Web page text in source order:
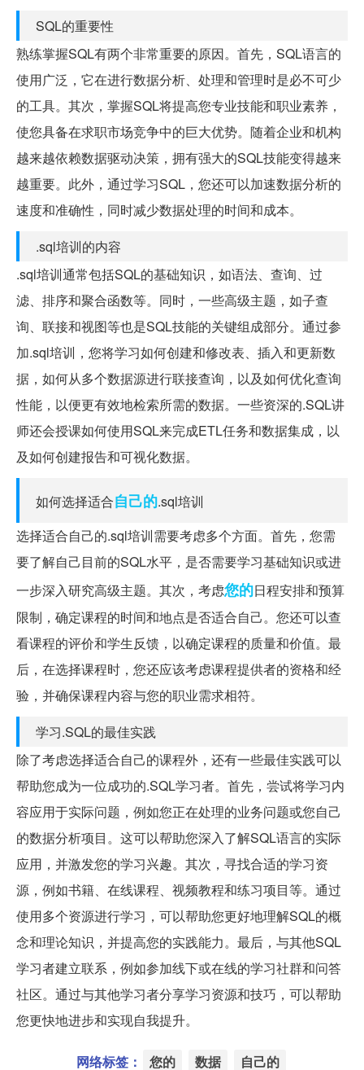
SQL的重要性
熟练掌握SQL有两个非常重要的原因。首先，SQL语言的
使用广泛，它在进行数据分析、处理和管理时是必不可少
的工具。其次，掌握SQL将提高您专业技能和职业素养，
使您具备在求职市场竞争中的巨大优势。随着企业和机构
越来越依赖数据驱动决策，拥有强大的SQL技能变得越来
越重要。此外，通过学习SQL，您还可以加速数据分析的
速度和准确性，同时减少数据处理的时间和成本。
.sql培训的内容
.sql培训通常包括SQL的基础知识，如语法、查询、过
滤、排序和聚合函数等。同时，一些高级主题，如子查
询、联接和视图等也是SQL技能的关键组成部分。通过参
加.sql培训，您将学习如何创建和修改表、插入和更新数
据，如何从多个数据源进行联接查询，以及如何优化查询
性能，以便更有效地检索所需的数据。一些资深的.SQL讲
师还会授课如何使用SQL来完成ETL任务和数据集成，以
及如何创建报告和可视化数据。
如何选择适合自己的.sql培训
选择适合自己的.sql培训需要考虑多个方面。首先，您需
要了解自己目前的SQL水平，是否需要学习基础知识或进
一步深入研究高级主题。其次，考虑您的日程安排和预算
限制，确定课程的时间和地点是否适合自己。您还可以查
看课程的评价和学生反馈，以确定课程的质量和价值。最
后，在选择课程时，您还应该考虑课程提供者的资格和经
验，并确保课程内容与您的职业需求相符。
学习.SQL的最佳实践
除了考虑选择适合自己的课程外，还有一些最佳实践可以
帮助您成为一位成功的.SQL学习者。首先，尝试将学习内
容应用于实际问题，例如您正在处理的业务问题或您自己
的数据分析项目。这可以帮助您深入了解SQL语言的实际
应用，并激发您的学习兴趣。其次，寻找合适的学习资
源，例如书籍、在线课程、视频教程和练习项目等。通过
使用多个资源进行学习，可以帮助您更好地理解SQL的概
念和理论知识，并提高您的实践能力。最后，与其他SQL
学习者建立联系，例如参加线下或在线的学习社群和问答
社区。通过与其他学习者分享学习资源和技巧，可以帮助
您更快地进步和实现自我提升。
网络标签： 您的 数据 自己的